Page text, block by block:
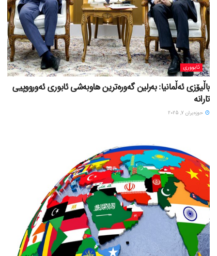
ئابووری
باڵیۆزی ئەڵمانیا: بەرلین گەورەترین هاوبەشی ئابوری ئەورووپیی
تارانە
حوزه‌یران 7, 2025